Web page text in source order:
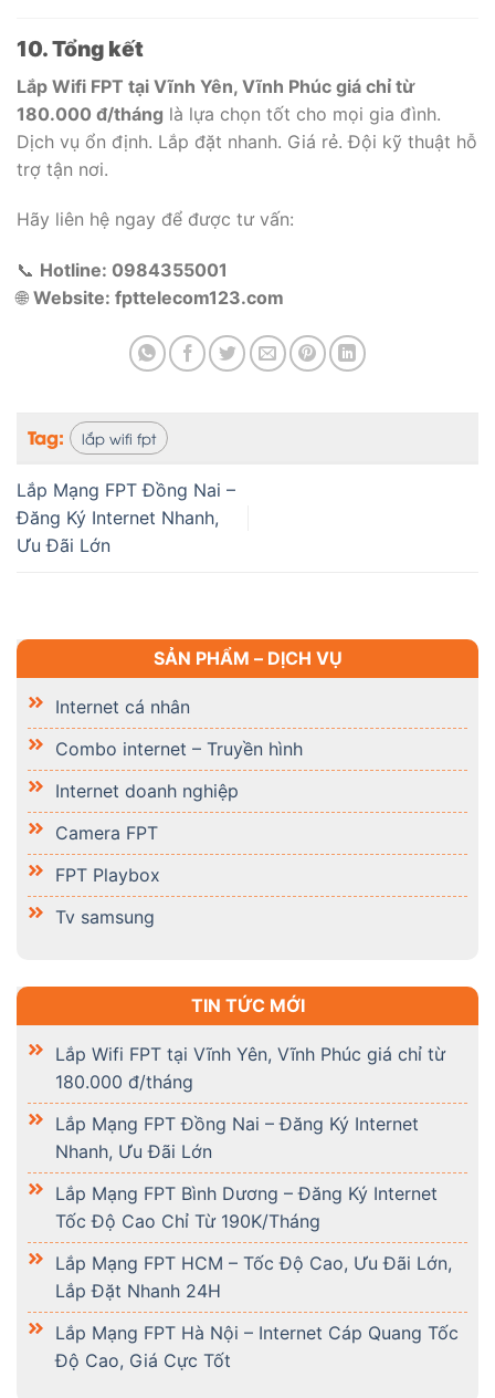
SẢN PHẨM – DỊCH VỤ
Internet cá nhân
Combo internet – Truyền hình
Internet doanh nghiệp
Camera FPT
FPT Playbox
Tv samsung
TIN TỨC MỚI
Lắp Wifi FPT tại Vĩnh Yên, Vĩnh Phúc giá chỉ từ
180.000 đ/tháng
Lắp Mạng FPT Đồng Nai – Đăng Ký Internet
Nhanh, Ưu Đãi Lớn
Lắp Mạng FPT Bình Dương – Đăng Ký Internet
Tốc Độ Cao Chỉ Từ 190K/Tháng
Lắp Mạng FPT HCM – Tốc Độ Cao, Ưu Đãi Lớn,
Lắp Đặt Nhanh 24H
Lắp Mạng FPT Hà Nội – Internet Cáp Quang Tốc
Độ Cao, Giá Cực Tốt
10. Tổng kết
Lắp Wifi FPT tại Vĩnh Yên, Vĩnh Phúc giá chỉ từ
180.000 đ/tháng là lựa chọn tốt cho mọi gia đình.
Dịch vụ ổn định. Lắp đặt nhanh. Giá rẻ. Đội kỹ thuật hỗ
trợ tận nơi.
Hãy liên hệ ngay để được tư vấn:
📞 Hotline: 0984355001
🌐 Website: fpttelecom123.com
Tag: lắp wifi fpt
Lắp Mạng FPT Đồng Nai –
Đăng Ký Internet Nhanh,
Ưu Đãi Lớn